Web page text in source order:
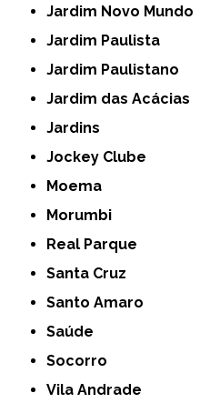
Jardim Novo Mundo
Jardim Paulista
Jardim Paulistano
Jardim das Acácias
Jardins
Jockey Clube
Moema
Morumbi
Real Parque
Santa Cruz
Santo Amaro
Saúde
Socorro
Vila Andrade